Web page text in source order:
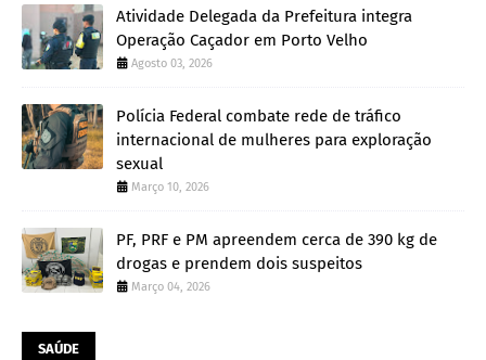
Atividade Delegada da Prefeitura integra
Operação Caçador em Porto Velho
Agosto 03, 2026
Polícia Federal combate rede de tráfico
internacional de mulheres para exploração
sexual
Março 10, 2026
PF, PRF e PM apreendem cerca de 390 kg de
drogas e prendem dois suspeitos
Março 04, 2026
SAÚDE